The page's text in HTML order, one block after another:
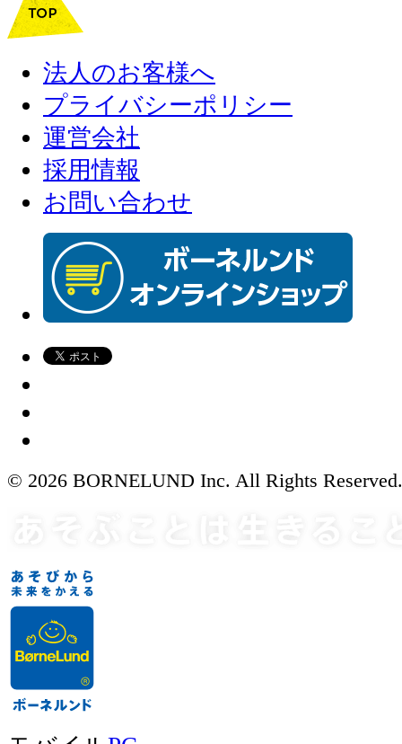
法人のお客様へ
プライバシーポリシー
運営会社
採用情報
お問い合わせ
© 2026 BORNELUND Inc. All Rights Reserved.